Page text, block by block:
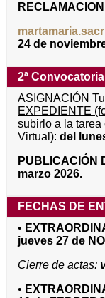
24 de
2ª
ASIGNACIÓN
EXPEDIENTE
subirlo a la tarea
Virtual): del
PUBLICACIÓN
marzo 2026.
FECHAS DE
•
jueves 27 de
Cierre de actas:
•